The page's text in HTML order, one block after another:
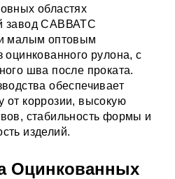
областях
завод САВВАТС
малым оптовым
оцинкованного рулона, с
шва после проката.
обеспечивает
от коррозии, высокую
стабильность формы и
изделий.
Оцинкованных